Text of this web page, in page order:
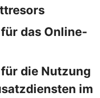
das Online-
die Nutzung
im